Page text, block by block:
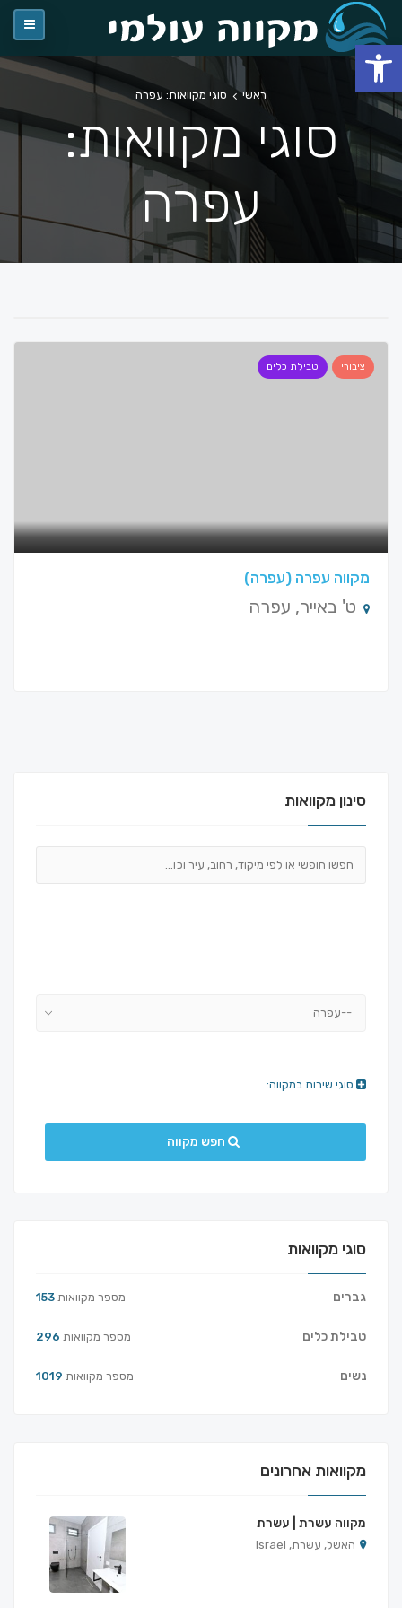
ראשי סוגי מקוואות: עפרה
סוגי מקוואות:
עפרה
ציבורי טבילת כלים
מקווה עפרה (עפרה)
ט' באייר, עפרה
סינון מקוואות
--עפרה
סוגי שירות במקווה:
חפש מקווה
סוגי מקוואות
גברים 153 מספר מקוואות
טבילת כלים 296 מספר מקוואות
נשים 1019 מספר מקוואות
מקוואות אחרונים
מקווה עשרת | עשרת
האשל, עשרת, Israel
פתח סרגל נגישות